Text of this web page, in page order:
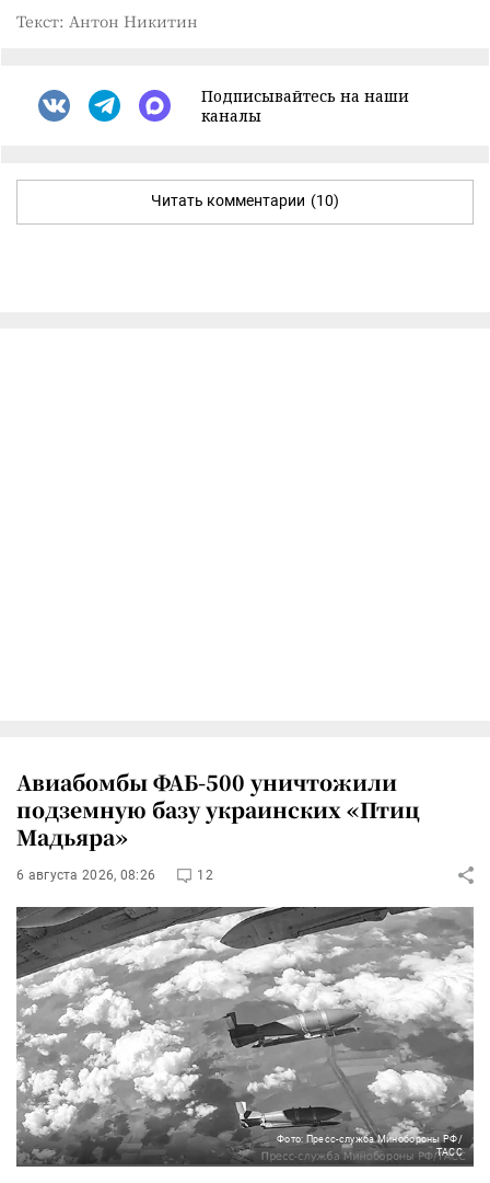
Текст: Антон Никитин
Подписывайтесь на наши
каналы
Читать комментарии (10)
Авиабомбы ФАБ-500 уничтожили
подземную базу украинских «Птиц
Мадьяра»
6 августа 2026, 08:26 12
Фото: Пресс-служба Минобороны РФ/
ТАСС